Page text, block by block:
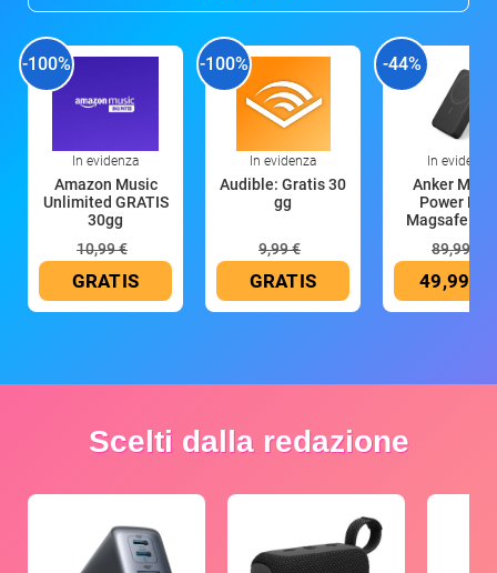
-100%
In evidenza
Amazon Music
Unlimited GRATIS
30gg
10,99 €
GRATIS
-100%
In evidenza
Audible: Gratis 30
gg
9,99 €
GRATIS
-44%
In evidenza
Anker
Power
Magsafe
89,99 €
49,99 €
Scelti dalla redazione